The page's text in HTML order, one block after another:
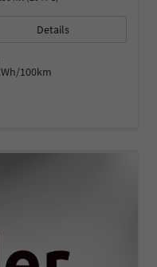
Details
100km